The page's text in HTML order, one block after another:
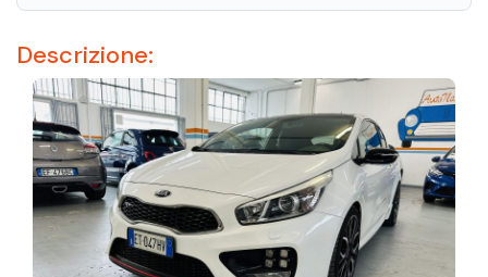
Descrizione: